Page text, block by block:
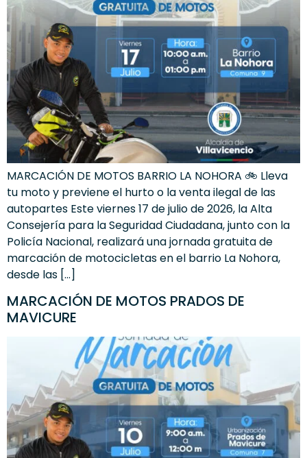
MARCACIÓN DE MOTOS BARRIO LA NOHORA 🚲 Lleva
tu moto y previene el hurto o la venta ilegal de las
autopartes Este viernes 17 de julio de 2026, la Alta
Consejería para la Seguridad Ciudadana, junto con la
Policía Nacional, realizará una jornada gratuita de
marcación de motocicletas en el barrio La Nohora,
desde las […]
MARCACIÓN DE MOTOS PRADOS DE
MAVICURE